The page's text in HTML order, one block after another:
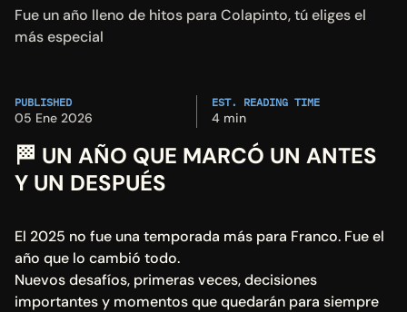
Fue un año lleno de hitos para Colapinto, tú eliges el
más especial
PUBLISHED
05 Ene 2026
EST. READING TIME
4 min
🏁 UN AÑO QUE MARCÓ UN ANTES
Y UN DESPUÉS
El 2025 no fue una temporada más para Franco. Fue el
año que lo cambió todo.
Nuevos desafíos, primeras veces, decisiones
importantes y momentos que quedarán para siempre